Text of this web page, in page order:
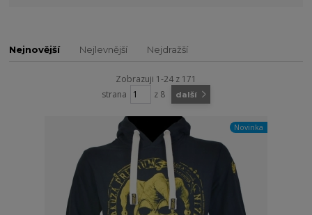
Nejnovější Nejlevnější Nejdražší
Zobrazuji 1-24 z 171
strana
z 8 další
Novinka